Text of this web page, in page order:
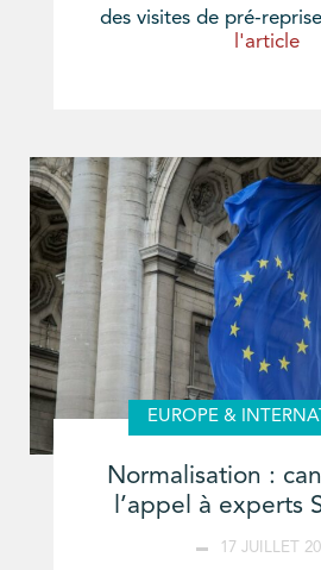
des visites de pré-
l'article
EUROPE &
Normalisation :
l’appel à experts
17 JUILLET